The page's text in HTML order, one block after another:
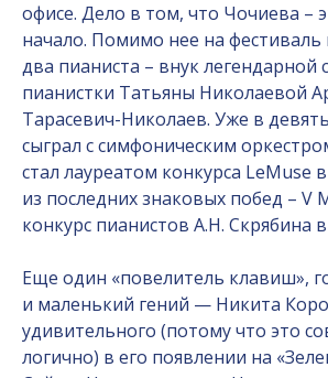
офисе. Дело в том, что Чочиева –
начало. Помимо нее на
два пианиста – внук легендарной
пианистки Татьяны Николаевой
Тарасевич-Николаев. Уже в
сыграл с симфоническим
стал лауреатом конкурса LeMuse
из последних знаковых побед –
конкурс пианистов А.Н. Скрябина
Еще один «повелитель клавиш»,
и маленький гений — Никита
удивительного (потому что это
логично) в его появлении на